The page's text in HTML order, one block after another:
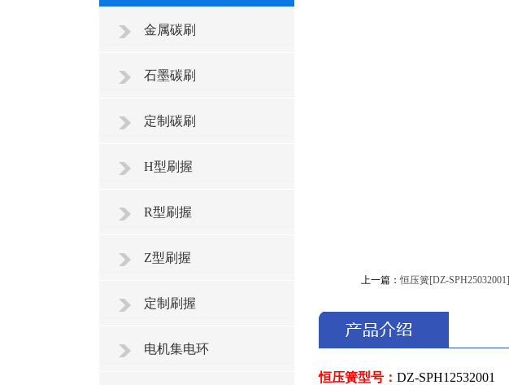
金属碳刷
石墨碳刷
定制碳刷
H型刷握
R型刷握
Z型刷握
定制刷握
电机集电环
上一篇：恒压簧[DZ-SPH25032001]
恒压簧型号： DZ-SPH12532001